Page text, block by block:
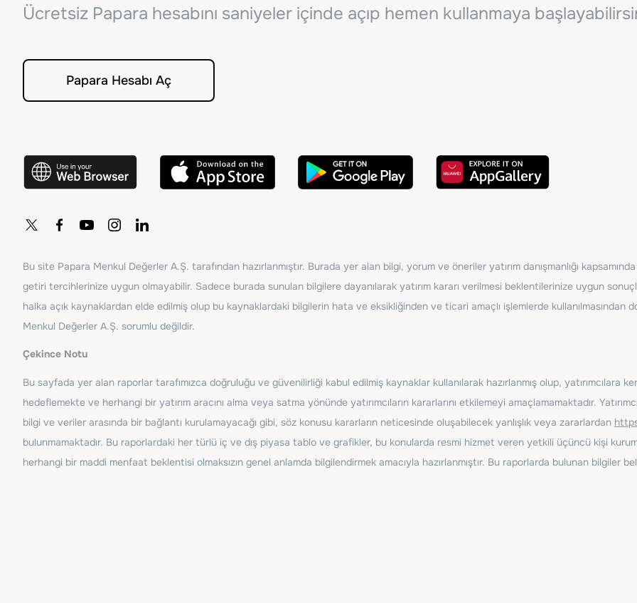
Ücretsiz Papara hesabını saniyeler içinde açıp hemen kullanmaya
Papara Hesabı Aç
Bu site Papara Menkul Değerler A.Ş. tarafından hazırlanmıştır. Burada yer alan bilgi, yorum ve öneriler yatırım danışmanlığı
getiri tercihlerinize uygun olmayabilir. Sadece burada sunulan bilgilere dayanılarak yatırım kararı verilmesi beklentilerinize uygun
halka açık kaynaklardan elde edilmiş olup bu kaynaklardaki bilgilerin hata ve eksikliğinden ve ticari amaçlı işlemlerde
Menkul Değerler A.Ş. sorumlu değildir.
Çekince Notu
Bu sayfada yer alan raporlar tarafımızca doğruluğu ve güvenilirliği kabul edilmiş kaynaklar kullanılarak hazırlanmış olup, yatırımcılara
hedeflemekte ve herhangi bir yatırım aracını alma veya satma yönünde yatırımcıların kararlarını etkilemeyi amaçlamamaktadır.
bilgi ve veriler arasında bir bağlantı kurulamayacağı gibi, söz konusu kararların neticesinde oluşabilecek yanlışlık veya zararlardan
bulunmamaktadır. Bu raporlardaki her türlü iç ve dış piyasa tablo ve grafikler, bu konularda resmi hizmet veren yetkili üçüncü kişi
herhangi bir maddi menfaat beklentisi olmaksızın genel anlamda bilgilendirmek amacıyla hazırlanmıştır. Bu raporlarda bulunan bilgiler